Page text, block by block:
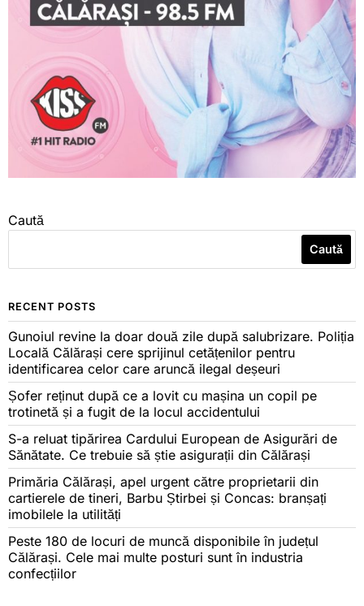
Caută
Caută
RECENT POSTS
Gunoiul revine la doar două zile după salubrizare. Poliția
Locală Călărași cere sprijinul cetățenilor pentru
identificarea celor care aruncă ilegal deșeuri
Șofer reținut după ce a lovit cu mașina un copil pe
trotinetă și a fugit de la locul accidentului
S-a reluat tipărirea Cardului European de Asigurări de
Sănătate. Ce trebuie să știe asigurații din Călărași
Primăria Călărași, apel urgent către proprietarii din
cartierele de tineri, Barbu Știrbei și Concas: branșați
imobilele la utilități
Peste 180 de locuri de muncă disponibile în județul
Călărași. Cele mai multe posturi sunt în industria
confecțiilor